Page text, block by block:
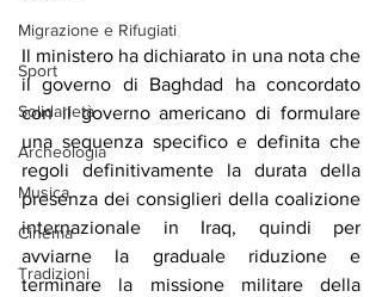
Migrazione e Rifugiati
Sport
Solidarietà
Archeologia
Musica
Cinema
Tradizioni
Il ministero ha dichiarato in una nota che
il governo di Baghdad ha concordato
con il governo americano di formulare
una sequenza specifico e definita che
regoli definitivamente la durata della
presenza dei consiglieri della coalizione
internazionale in Iraq, quindi per
avviarne la graduale riduzione e
terminare la missione militare della